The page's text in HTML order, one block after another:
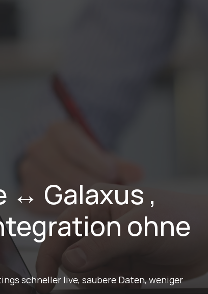
↔ Galaxus ,
ohne
schneller live, saubere Daten, weniger